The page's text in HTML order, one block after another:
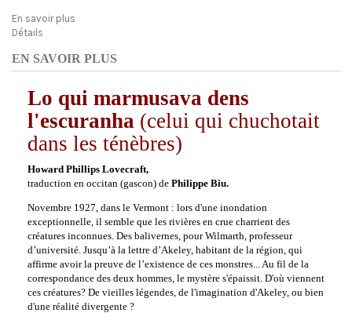
En savoir plus
Détails
EN SAVOIR PLUS
Lo qui marmusava dens
l'escuranha (celui qui chuchotait
dans les ténèbres)
Howard Phillips Lovecraft,
traduction en occitan (gascon) de Philippe Biu.
Novembre 1927, dans le Vermont : lors d'une inondation
exceptionnelle, il semble que les rivières en crue charrient des
créatures inconnues. Des balivernes, pour Wilmarth, professeur
d’université. Jusqu’à la lettre d’Akeley, habitant de la région, qui
affirme avoir la preuve de l’existence de ces monstres... Au fil de la
correspondance des deux hommes, le mystère s'épaissit. D'où viennent
ces créatures? De vieilles légendes, de l'imagination d'Akeley, ou bien
d'une réalité divergente ?